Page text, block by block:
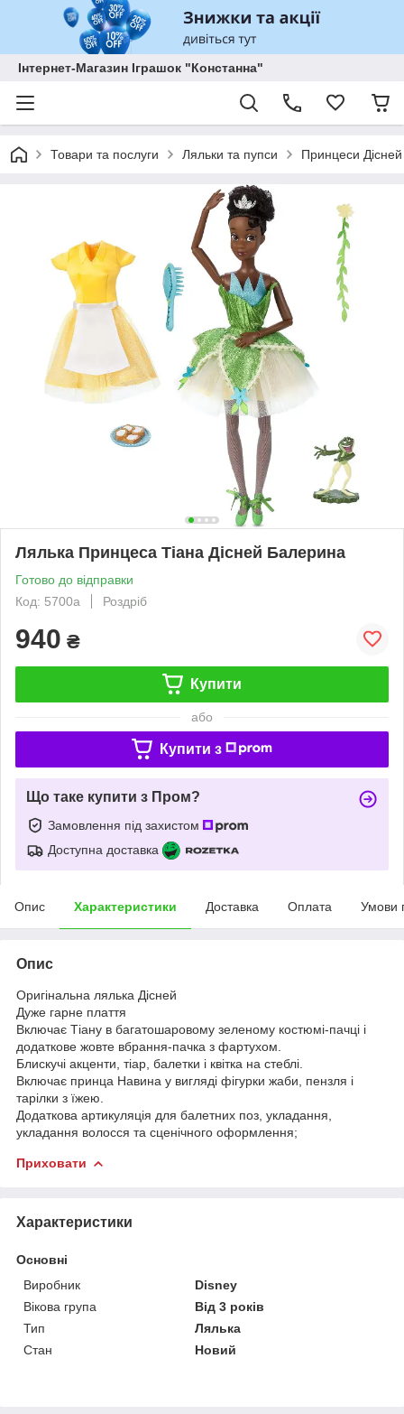
Інтернет-Магазин Іграшок "Констанна"
Товари та послуги Ляльки та пупси Принцеси
Лялька Принцеса Тіана Дісней Балерина
Готово до відправки
Код: 5700а
Роздріб
940 ₴
Купити
або
Купити з
Що таке купити з Пром?
Замовлення під захистом
Доступна доставка
Опис Характеристики Доставка Оплата Умови
Опис
Оригінальна лялька Дісней
Дуже гарне плаття
Включає Тіану в багатошаровому зеленому костюмі-пачці і
додаткове жовте вбрання-пачка з фартухом.
Блискучі акценти, тіар, балетки і квітка на стеблі.
Включає принца Навина у вигляді фігурки жаби, пензля і
тарілки з їжею.
Додаткова артикуляція для балетних поз, укладання,
укладання волосся та сценічного оформлення;
Приховати
Характеристики
Основні
Виробник
Disney
Вікова група
Від 3 років
Тип
Лялька
Стан
Новий